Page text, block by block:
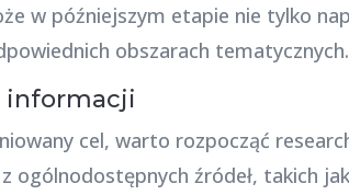
w późniejszym etapie nie tylko
obszarach tematycznych.
informacji
cel, warto rozpocząć
ogólnodostępnych źródeł, takich